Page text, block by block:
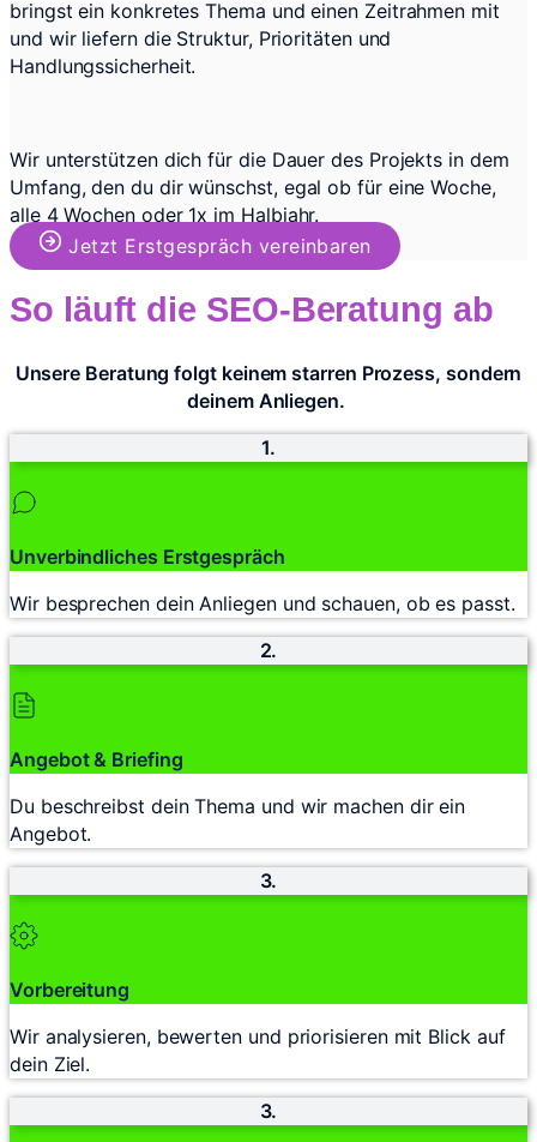
bringst ein konkretes Thema und einen Zeitrahmen mit
und wir liefern die Struktur, Prioritäten und
Handlungssicherheit.
Wir unterstützen dich für die Dauer des Projekts in dem
Umfang, den du dir wünschst, egal ob für eine Woche,
alle 4 Wochen oder 1x im Halbjahr.
Jetzt Erstgespräch vereinbaren
So läuft die SEO-Beratung ab
Unsere Beratung folgt keinem starren Prozess, sondern
deinem Anliegen.
1.
Unverbindliches Erstgespräch
Wir besprechen dein Anliegen und schauen, ob es passt.
2.
Angebot & Briefing
Du beschreibst dein Thema und wir machen dir ein
Angebot.
3.
Vorbereitung
Wir analysieren, bewerten und priorisieren mit Blick auf
dein Ziel.
3.